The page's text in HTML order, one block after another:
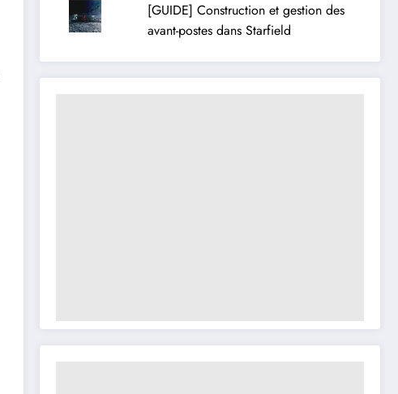
[GUIDE] Construction et gestion des
avant-postes dans Starfield